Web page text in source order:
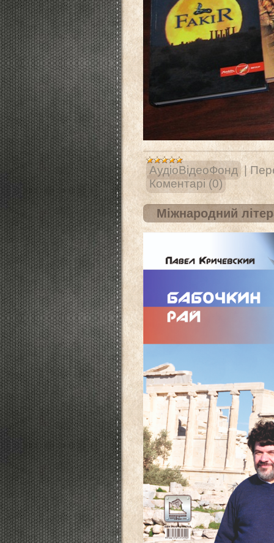
АудіоВідеоФонд |
Коментарі (0)
Міжнародний